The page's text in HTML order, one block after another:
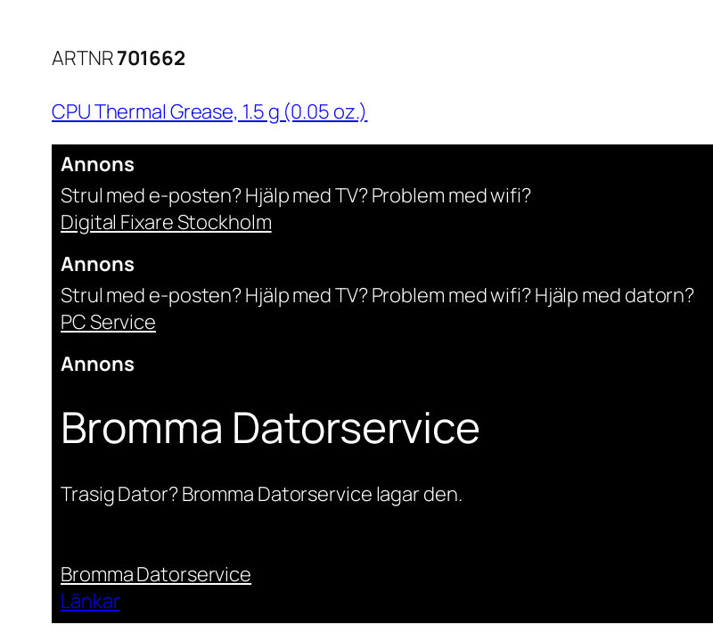
ARTNR701662
CPU Thermal Grease, 1.5 g (0.05 oz.)
Annons
Strul med e-posten? Hjälp med TV? Problem med wifi?
Digital Fixare Stockholm
Annons
Strul med e-posten? Hjälp med TV? Problem med wifi? Hjälp med datorn?
PC Service
Annons
Bromma Datorservice
Trasig Dator? Bromma Datorservice lagar den.
Bromma Datorservice
Länkar